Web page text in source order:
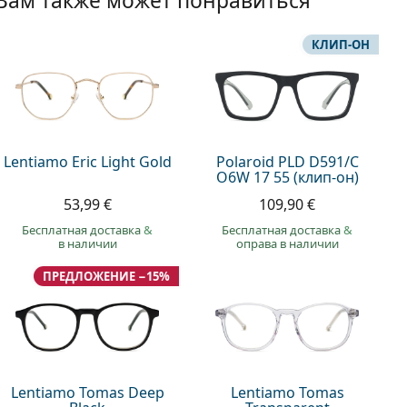
Lentiamo Eric Light Gold
53,99 €
Бесплатная доставка&
в наличии
Polaroid PLD D591/C
O6W 17 55 (клип-он)
КЛИП-ОН
109,90 €
Бесплатная доставка&
оправа в наличии
Lentiamo Tomas Deep
ПРЕДЛОЖЕНИЕ −15%
Lentiamo Tomas